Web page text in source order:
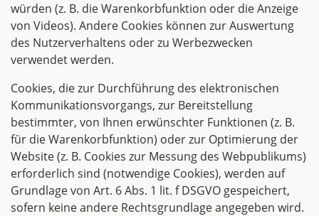
würden (z. B. die Warenkorbfunktion oder die Anzeige
von Videos). Andere Cookies können zur Auswertung
des Nutzerverhaltens oder zu Werbezwecken
verwendet werden.
Cookies, die zur Durchführung des elektronischen
Kommunikationsvorgangs, zur Bereitstellung
bestimmter, von Ihnen erwünschter Funktionen (z. B.
für die Warenkorbfunktion) oder zur Optimierung der
Website (z. B. Cookies zur Messung des Webpublikums)
erforderlich sind (notwendige Cookies), werden auf
Grundlage von Art. 6 Abs. 1 lit. f DSGVO gespeichert,
sofern keine andere Rechtsgrundlage angegeben wird.